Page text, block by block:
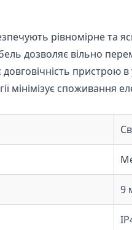
рівномірне та
дозволяє вільно
пристрою в
мінімізує споживання
9